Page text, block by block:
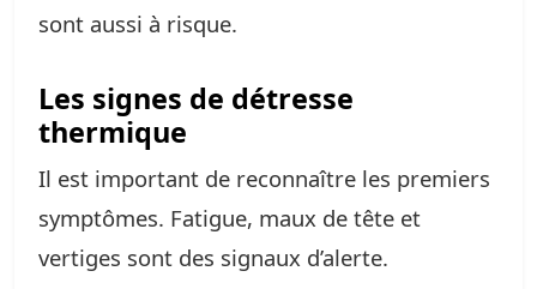
sont aussi à risque.
Les signes de détresse
thermique
Il est important de reconnaître les premiers
symptômes. Fatigue, maux de tête et
vertiges sont des signaux d’alerte.